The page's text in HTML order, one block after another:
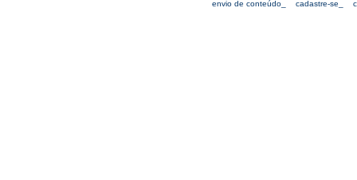
envio de conteúdo_ cadastre-se_